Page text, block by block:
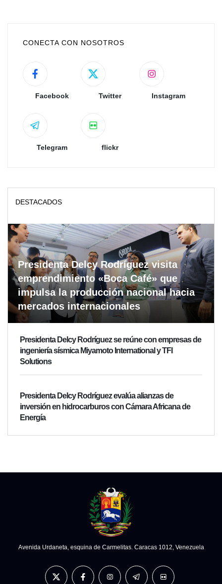
CONECTA CON NOSOTROS
Facebook Twitter Instagram
Telegram flickr
DESTACADOS
Presidenta Delcy Rodríguez visita
emprendimiento «Boca Café» que
impulsa la producción nacional hacia
mercados internacionales
Presidenta Delcy Rodríguez se reúne con empresas de
ingeniería sísmica Miyamoto International y TFI
Solutions
Presidenta Delcy Rodríguez evalúa alianzas de
inversión en hidrocarburos con Cámara Africana de
Energía
Avenida Urdaneta, esquina de Carmelitas. Caracas 1012, Venezuela